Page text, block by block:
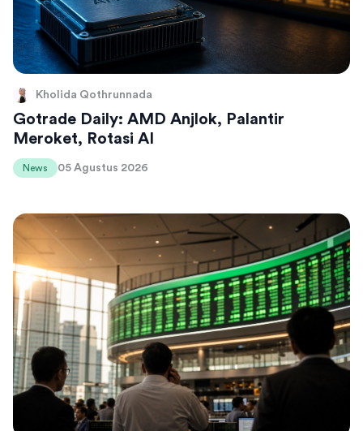
Kholida Qothrunnada
Gotrade Daily: AMD Anjlok, Palantir
Meroket, Rotasi AI
News 05 Agustus 2026